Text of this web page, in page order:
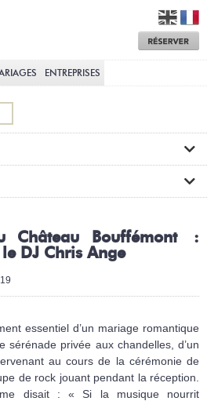
ENTREPRISES
Château Bouffémont :
DJ Chris Ange
essentiel d’un mariage romantique
sérénade privée aux chandelles, d’un
au cours de la cérémonie de
de rock jouant pendant la réception.
disait : « Si la musique nourrit